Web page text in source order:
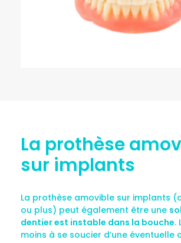
La prothèse
sur implants
La prothèse amovible sur implants
ou plus) peut également être une
dentier est instable dans la bouche.
moins à se soucier d’une éventuelle